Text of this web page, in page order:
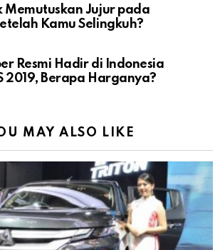
Memutuskan Jujur pada
Kamu Selingkuh?
Resmi Hadir di Indonesia
2019, Berapa Harganya?
MAY ALSO LIKE